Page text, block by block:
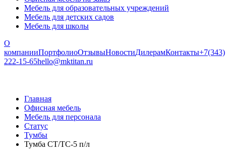
Мебель для образовательных учреждений
Мебель для детских садов
Мебель для школы
О
компанииПортфолиоОтзывыНовостиДилерамКонтакты+7(343)
222-15-65hello@mktitan.ru
Главная
Офисная мебель
Мебель для персонала
Статус
Тумбы
Тумба СТ/ТС-5 п/л